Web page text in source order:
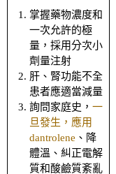
掌握藥物濃度和
一次允許的極
量，採用分次小
劑量注射
肝、腎功能不全
患者應適當減量
詢問家庭史， 一
旦發生，應用
dantrolene 、降
體溫、糾正電解
質和酸鹼質紊亂